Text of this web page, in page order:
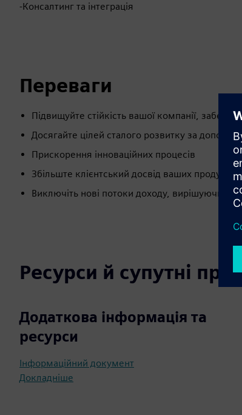
-Консалтинг та інтеграція
Переваги
Підвищуйте стійкість вашої компанії,
Досягайте цілей сталого розвитку за
Прискорення інноваційних процесів
Збільште клієнтський досвід ваших продуктів
Виключіть нові потоки доходу, вирішуючи
Ресурси й супутні
Додаткова інформація та
ресурси
Інформаційний документ
Докладніше